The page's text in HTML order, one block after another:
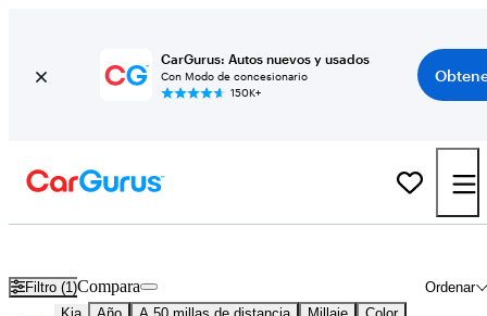
CarGurus: Autos nuevos y usados
Con Modo de concesionario
150K+
Filtro (1) Ordenar
Compara